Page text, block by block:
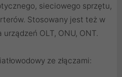
sieciowego sprzętu,
Stosowany jest też w
OLT, ONU, ONT.
ze złączami: